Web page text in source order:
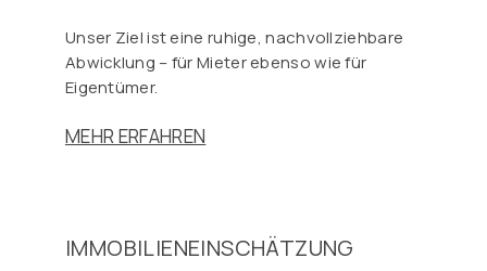
Unser Ziel ist eine ruhige, nachvollziehbare
Abwicklung – für Mieter ebenso wie für
Eigentümer.
MEHR ERFAHREN
IMMOBILIENEINSCHÄTZUNG